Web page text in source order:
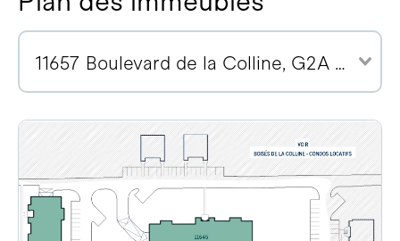
11657 Boulevard de la Colline, G2A 2E1 (2)